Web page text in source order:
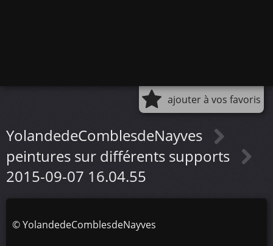
ajouter à vos favoris
YolandedeComblesdeNayves
peintures sur différents supports
2015-09-07 16.04.55
©YolandedeComblesdeNayves